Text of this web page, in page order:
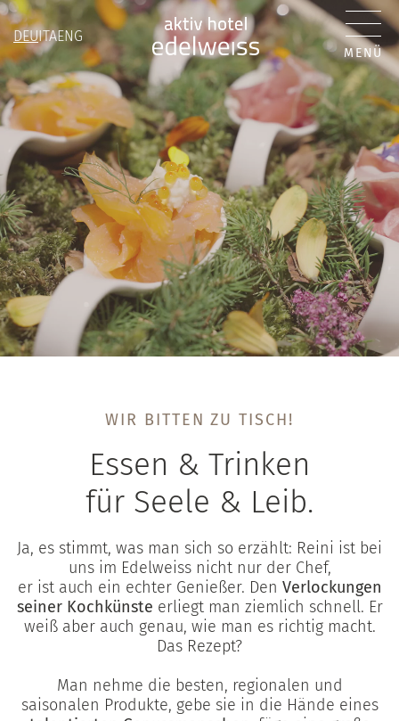
MENÜ
DEUITAENG
WIR BITTEN ZU TISCH!
Essen & Trinken
für Seele & Leib.
Ja, es stimmt, was man sich so erzählt: Reini ist bei
uns im Edelweiss nicht nur der Chef,
er ist auch ein echter Genießer. Den Verlockungen
seiner Kochkünste erliegt man ziemlich schnell. Er
weiß aber auch genau, wie man es richtig macht.
Das Rezept?
Man nehme die besten, regionalen und
saisonalen Produkte, gebe sie in die Hände eines